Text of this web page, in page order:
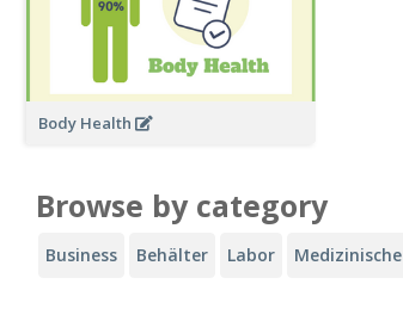
Body Health
Browse by category
Business Behälter Labor Medizinische